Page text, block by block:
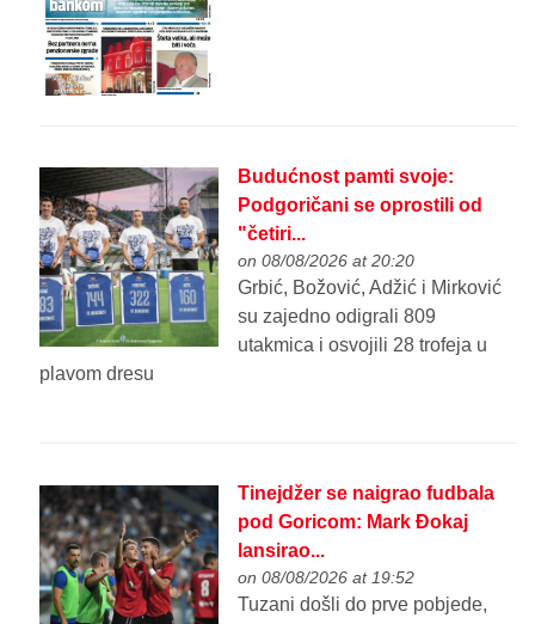
Budućnost pamti svoje:
Podgoričani se oprostili od
"četiri...
on 08/08/2026 at 20:20
Grbić, Božović, Adžić i Mirković
su zajedno odigrali 809
utakmica i osvojili 28 trofeja u
plavom dresu
Tinejdžer se naigrao fudbala
pod Goricom: Mark Đokaj
lansirao...
on 08/08/2026 at 19:52
Tuzani došli do prve pobjede,